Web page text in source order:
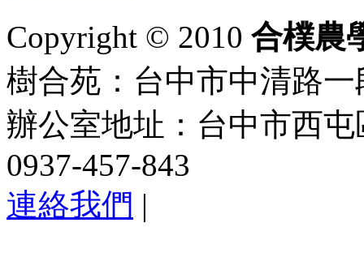
Copyright © 2010 合樸農
樹合苑：台中市中清路一
辦公室地址：台中市西
0937-457-843
連絡我們 |